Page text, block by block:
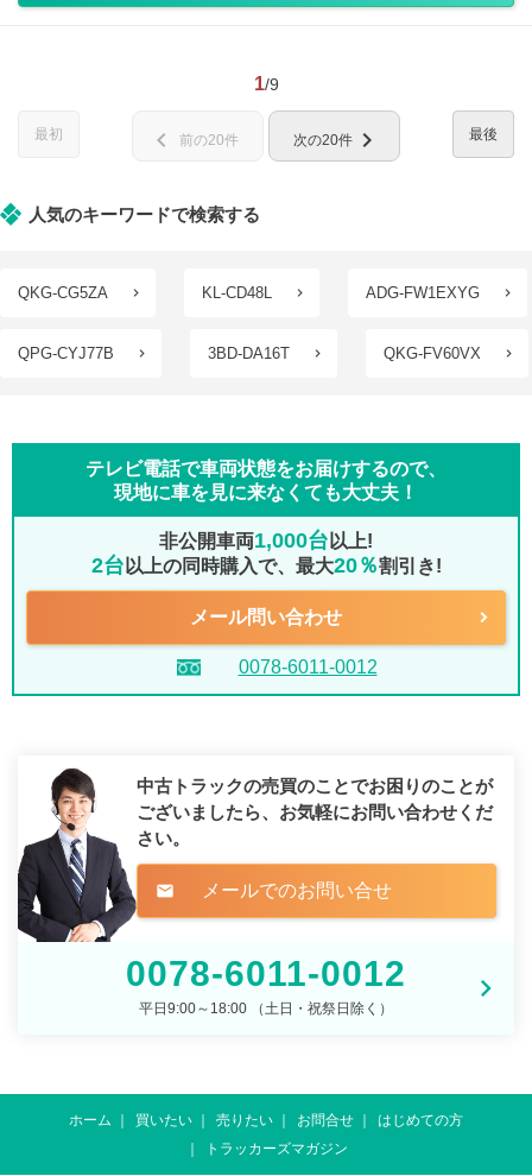
1/9
最初 最後
chevron_left 前の20件 次の20件 chevron_right
人気のキーワードで検索する
QKG-CG5ZA KL-CD48L ADG-FW1EXYG
QPG-CYJ77B 3BD-DA16T QKG-FV60VX
テレビ電話で車両状態をお届けするので、
現地に車を見に来なくても大丈夫！
非公開車両1,000台 以上!
2台 以上の同時購入で、最大20％割引き!
メール問い合わせ
0078-6011-0012
中古トラックの売買のことでお困りのことが
ございましたら、 お気軽にお問い合わせくだ
さい。
mail メールでのお問い合せ
0078-6011-0012
平日9:00～18:00 （土日・祝祭日除く）
ホーム 買いたい 売りたい お問合せ
はじめての方
トラッカーズマガジン